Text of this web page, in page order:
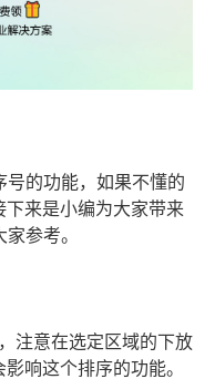
号的功能，如果不懂的
下来是小编为大家带来
参考。
注意在选定区域的下放
响这个排序的功能。